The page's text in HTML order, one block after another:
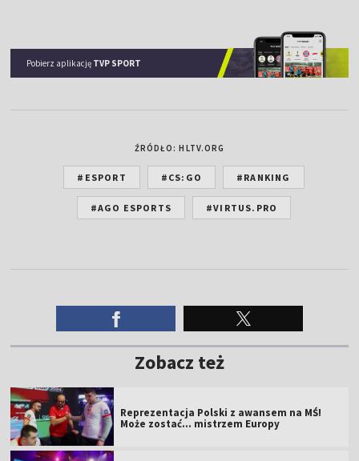
Pobierz aplikację TVP SPORT
ŹRÓDŁO: HLTV.ORG
#ESPORT #CS:GO #RANKING
#AGO ESPORTS #VIRTUS.PRO
Zobacz też
Reprezentacja Polski z awansem na MŚ!
Może zostać... mistrzem Europy